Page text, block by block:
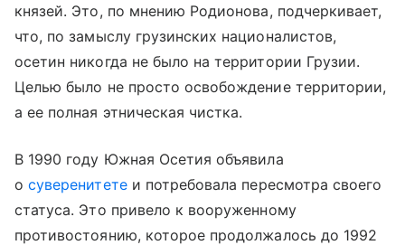
князей. Это, по мнению Родионова, подчеркивает,
что, по замыслу грузинских националистов,
осетин никогда не было на территории Грузии.
Целью было не просто освобождение территории,
а ее полная этническая чистка.
В 1990 году Южная Осетия объявила
осуверенитетеи потребовала пересмотра своего
статуса. Это привело к вооруженному
противостоянию, которое продолжалось до 1992